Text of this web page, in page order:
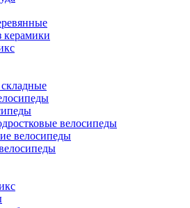
керамики
велосипеды
велосипеды